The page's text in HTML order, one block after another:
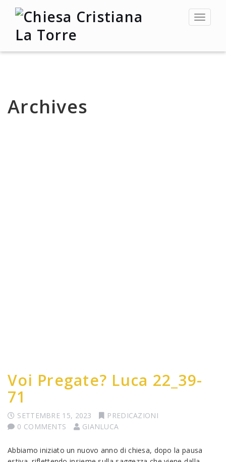
Toggle
Archives
Voi Pregate? Luca 22_39-
71
SETTEMBRE 15, 2023
PREDICAZIONI
0 COMMENTS
GIANLUCA
Abbiamo iniziato un nuovo anno di chiesa, dopo la pausa